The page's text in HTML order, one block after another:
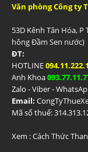
Văn phòng Công ty
53D Kênh Tân Hóa, P
hông Đầm Sen nước)
ĐT:
HOTLINE
Anh Khoa
Zalo - Viber -
Email:
Mã số thuế:
Xem :Cách Thức